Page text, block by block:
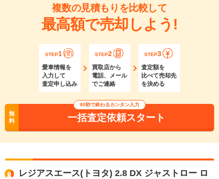
複数の見積もりを比較して
最高額で売却しよう!
STEP1
愛車情報を
入力して
査定申し込み
STEP2
買取店から
電話、メール
でご連絡
STEP3
査定額を
比べて売却先
を決める
無
料
90秒で終わるカンタン入力
一括査定依頼スタート
レジアスエース(トヨタ) 2.8 DX ジャストロー ロ